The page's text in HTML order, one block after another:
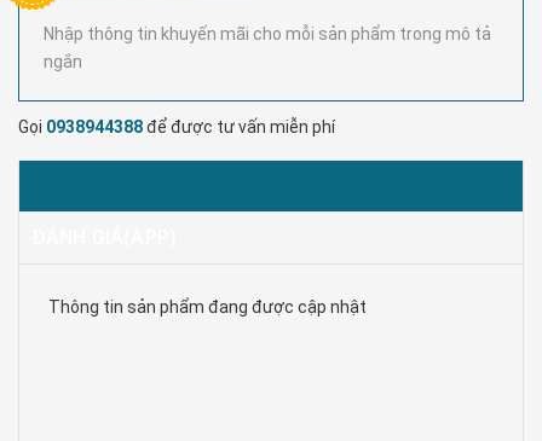
Nhập thông tin khuyến mãi cho mỗi sản phẩm trong mô tả
ngắn
Gọi 0938944388để được tư vấn miễn phí
Thông tin sản phẩm đang được cập nhật